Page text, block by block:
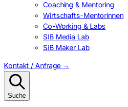
Coaching & Mentoring
Wirtschafts-Mentorinnen
Co-Working & Labs
SIB Media Lab
SIB Maker Lab
Kontakt / Anfrage →
Suche